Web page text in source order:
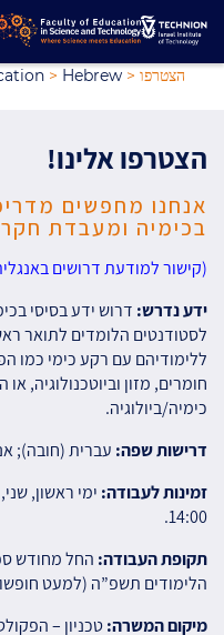
> Hebrew > הצטרפו
הצטרפו אלינו!
אנחנו מחפשים
בכימיה ומעבדת חקר
(קישור למודעת דרושים
ידע נדרש: דרוש ידע בסיסי
לסטודנטים הלומדים לתואר
ללימודיהם עם רקע כימי כמו
חומרים, מזון וביוטכנולוגיה,
כימיה/ביולוגיה.
דרישות שפה: עברית (חובה);
זמינות לעבודה:
14:00.
תקופת העבודה:
הלימודים תשפ”ה (למעט
מיקום המשרה:טכניון –